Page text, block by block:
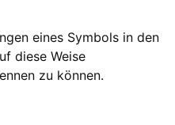
eines Symbols in den
diese Weise
zu können.